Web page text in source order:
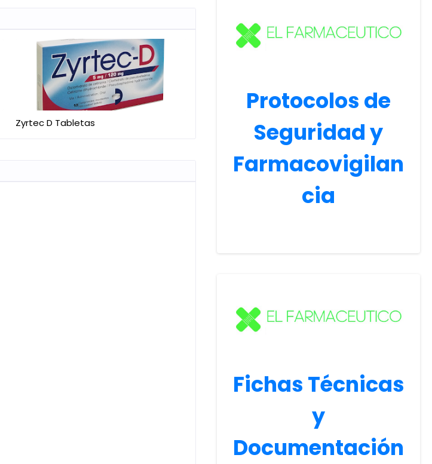
Zyrtec D Tabletas
Protocolos de
Seguridad y
Farmacovigilan
cia
Fichas Técnicas
y
Documentación